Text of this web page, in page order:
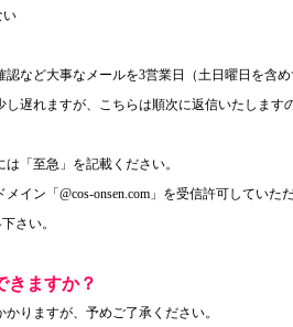
い
など大事なメールを3営業日（土日曜日を含
し遅れますが、こちらは順次に返信いたします
「至急」を記載ください。
イン「@cos-onsen.com」を受信許可してい
さい。
きますか？
りますが、予めご了承ください。